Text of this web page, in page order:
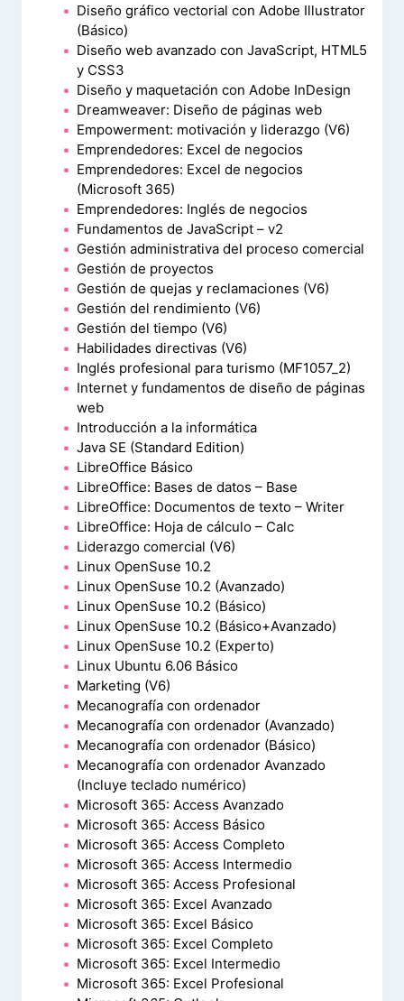
Diseño gráfico vectorial con Adobe Illustrator
(Básico)
Diseño web avanzado con JavaScript, HTML5
y CSS3
Diseño y maquetación con Adobe InDesign
Dreamweaver: Diseño de páginas web
Empowerment: motivación y liderazgo (V6)
Emprendedores: Excel de negocios
Emprendedores: Excel de negocios
(Microsoft 365)
Emprendedores: Inglés de negocios
Fundamentos de JavaScript – v2
Gestión administrativa del proceso comercial
Gestión de proyectos
Gestión de quejas y reclamaciones (V6)
Gestión del rendimiento (V6)
Gestión del tiempo (V6)
Habilidades directivas (V6)
Inglés profesional para turismo (MF1057_2)
Internet y fundamentos de diseño de páginas
web
Introducción a la informática
Java SE (Standard Edition)
LibreOffice Básico
LibreOffice: Bases de datos – Base
LibreOffice: Documentos de texto – Writer
LibreOffice: Hoja de cálculo – Calc
Liderazgo comercial (V6)
Linux OpenSuse 10.2
Linux OpenSuse 10.2 (Avanzado)
Linux OpenSuse 10.2 (Básico)
Linux OpenSuse 10.2 (Básico+Avanzado)
Linux OpenSuse 10.2 (Experto)
Linux Ubuntu 6.06 Básico
Marketing (V6)
Mecanografía con ordenador
Mecanografía con ordenador (Avanzado)
Mecanografía con ordenador (Básico)
Mecanografía con ordenador Avanzado
(Incluye teclado numérico)
Microsoft 365: Access Avanzado
Microsoft 365: Access Básico
Microsoft 365: Access Completo
Microsoft 365: Access Intermedio
Microsoft 365: Access Profesional
Microsoft 365: Excel Avanzado
Microsoft 365: Excel Básico
Microsoft 365: Excel Completo
Microsoft 365: Excel Intermedio
Microsoft 365: Excel Profesional